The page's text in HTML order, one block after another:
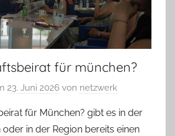
für münchen?
23. Juni 2026 von netzwerk
für München? gibt es in der
in der Region bereits einen